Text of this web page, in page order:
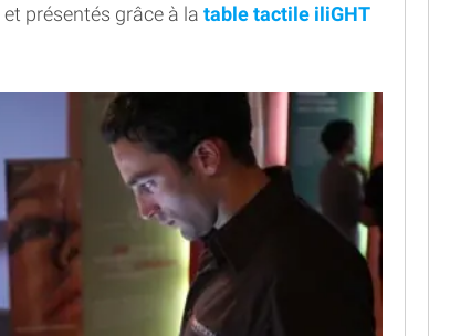
présentés grâce à la table tactile iliGHT